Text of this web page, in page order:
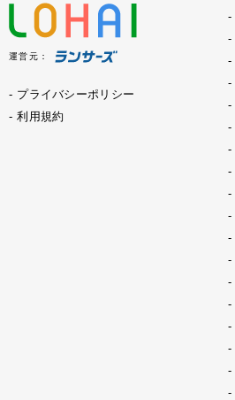
運営元：
プライバシーポリシー
利用規約